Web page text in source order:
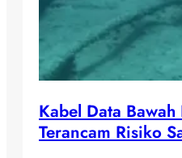
Kabel Data Bawah
Terancam Risiko